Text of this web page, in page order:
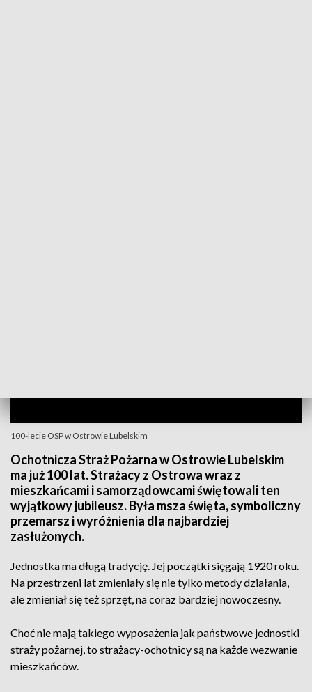
100-lecie OSP w Ostrowie Lubelskim
Ochotnicza Straż Pożarna w Ostrowie Lubelskim
ma już 100 lat. Strażacy z Ostrowa wraz z
mieszkańcami i samorządowcami świętowali ten
wyjątkowy jubileusz. Była msza święta, symboliczny
przemarsz i wyróżnienia dla najbardziej
zasłużonych.
Jednostka ma długą tradycję. Jej początki sięgają 1920 roku.
Na przestrzeni lat zmieniały się nie tylko metody działania,
ale zmieniał się też sprzęt, na coraz bardziej nowoczesny.
Choć nie mają takiego wyposażenia jak państwowe jednostki
straży pożarnej, to strażacy-ochotnicy są na każde wezwanie
mieszkańców.